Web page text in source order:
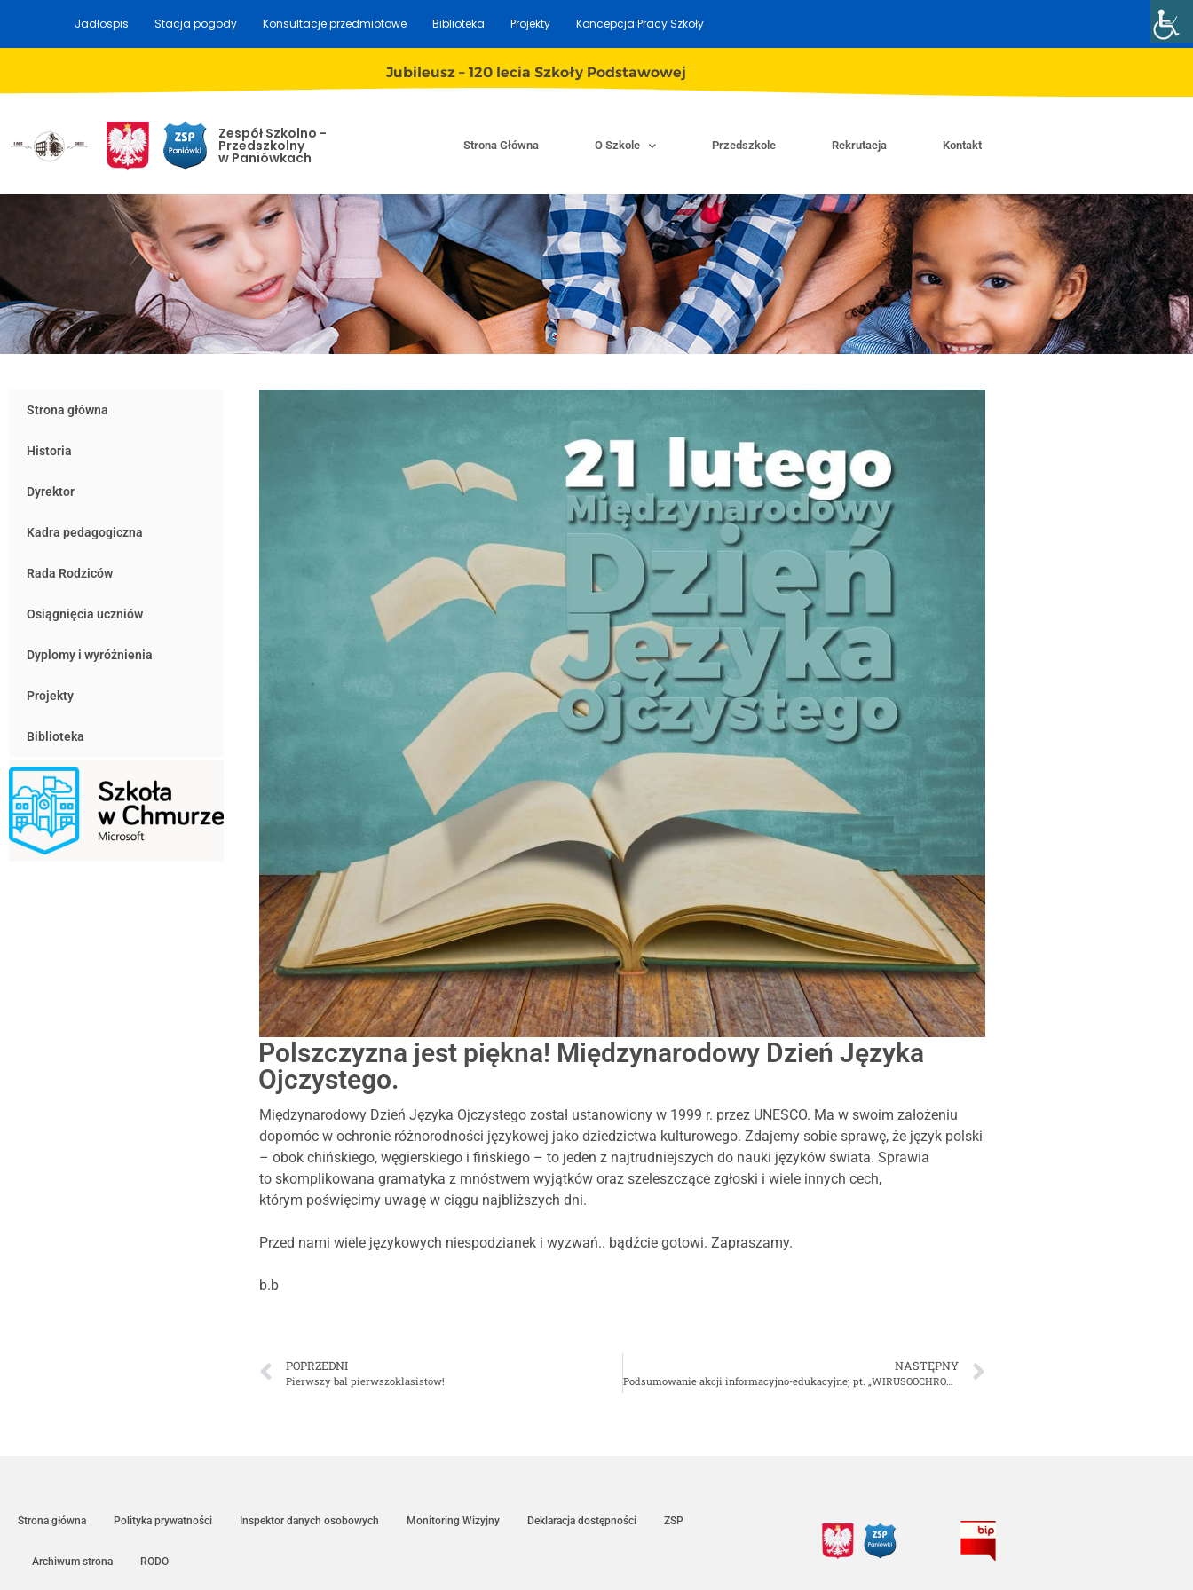
Jadłospis Stacja pogody Konsultacje przedmiotowe Biblioteka Projekty Koncepcja Pracy Szkoły
Jubileusz – 120 lecia Szkoły Podstawowej
Zespół Szkolno -
Przedszkolny
w Paniówkach
Strona Główna O Szkole Przedszkole Rekrutacja Kontakt
Strona główna
Historia
Dyrektor
Kadra pedagogiczna
Rada Rodziców
Osiągnięcia uczniów
Dyplomy i wyróżnienia
Projekty
Biblioteka
Polszczyzna jest piękna! Międzynarodowy Dzień Języka
Ojczystego.
Międzynarodowy Dzień Języka Ojczystego został ustanowiony w 1999 r. przez UNESCO. Ma w swoim założeniu
dopomóc w ochronie różnorodności językowej jako dziedzictwa kulturowego. Zdajemy sobie sprawę, że język polski
– obok chińskiego, węgierskiego i fińskiego – to jeden z najtrudniejszych do nauki języków świata. Sprawia
to skomplikowana gramatyka z mnóstwem wyjątków oraz szeleszczące zgłoski i wiele innych cech,
którym poświęcimy uwagę w ciągu najbliższych dni.
Przed nami wiele językowych niespodzianek i wyzwań.. bądźcie gotowi. Zapraszamy.
b.b
POPRZEDNI
Pierwszy bal pierwszoklasistów!
NASTĘPNY
Podsumowanie akcji informacyjno-edukacyjnej pt. „WIRUSOOCHRONA”
Strona główna Polityka prywatności Inspektor danych osobowych Monitoring Wizyjny Deklaracja dostępności ZSP
Archiwum strona RODO